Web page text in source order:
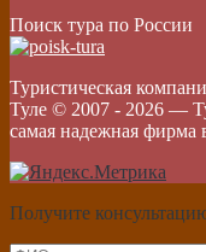
Поиск тура по России
Туристическая
Туле © 2007 - 2026 —
самая надежная фирма
Получите